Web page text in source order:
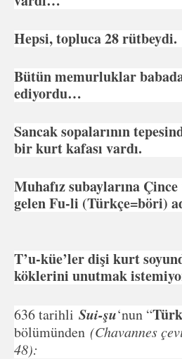
Hepsi, topluca 28 rütbeydi.
Bütün memurluklar
ediyordu…
Sancak sopalarının
bir kurt kafası vardı.
Muhafız subaylarına
gelen Fu-li (Türkçe=böri)
T’u-küe’ler dişi kurt
köklerini unutmak
636 tarihli Sui-şu‘nun “
bölümünden (Chavannes
48):